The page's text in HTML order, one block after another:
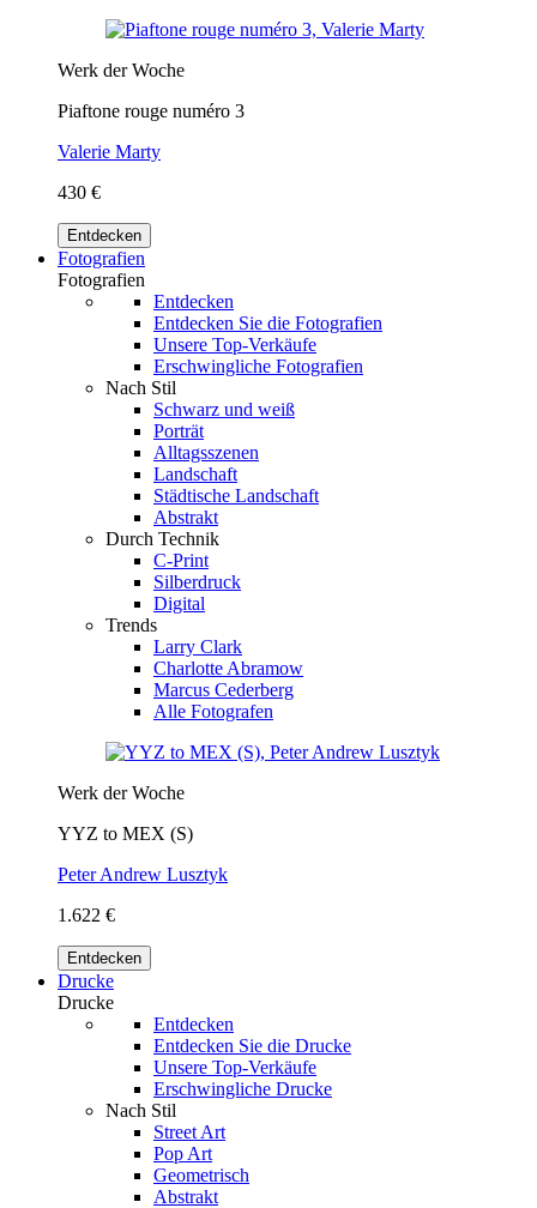
Werk der Woche
Piaftone rouge numéro 3
Valerie Marty
430 €
Entdecken
Fotografien
Fotografien
Entdecken
Entdecken Sie die Fotografien
Unsere Top-Verkäufe
Erschwingliche Fotografien
Nach Stil
Schwarz und weiß
Porträt
Alltagsszenen
Landschaft
Städtische Landschaft
Abstrakt
Durch Technik
C-Print
Silberdruck
Digital
Trends
Larry Clark
Charlotte Abramow
Marcus Cederberg
Alle Fotografen
Werk der Woche
YYZ to MEX (S)
Peter Andrew Lusztyk
1.622 €
Entdecken
Drucke
Drucke
Entdecken
Entdecken Sie die Drucke
Unsere Top-Verkäufe
Erschwingliche Drucke
Nach Stil
Street Art
Pop Art
Geometrisch
Abstrakt